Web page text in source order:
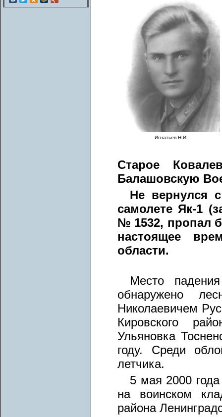
Игнатьев Н.И.
Старое
Балашовскую
Не вернулся
самолете Як-1
№ 1532, пропал
настоящее
области.
Место
обнаружено
Николаевичем
Кировского
Ульяновка
году. Среди
летчика.
5 мая 2000
на воинском
района